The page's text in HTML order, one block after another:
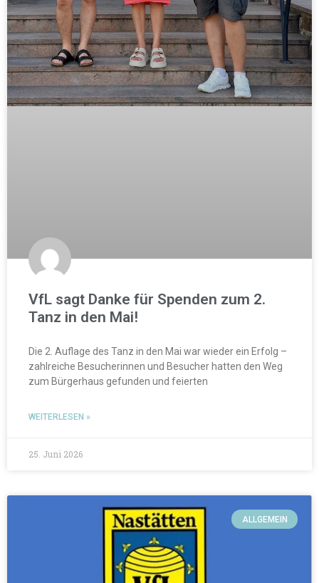
VfL sagt Danke für Spenden zum 2.
Tanz in den Mai!
Die 2. Auflage des Tanz in den Mai war wieder ein Erfolg –
zahlreiche Besucherinnen und Besucher hatten den Weg
zum Bürgerhaus gefunden und feierten
WEITERLESEN »
25. Juni 2026
ALLGEMEIN